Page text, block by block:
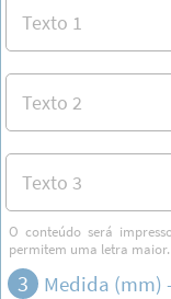
O conteúdo será
permitem uma letra maior.
3 Medida (mm) -